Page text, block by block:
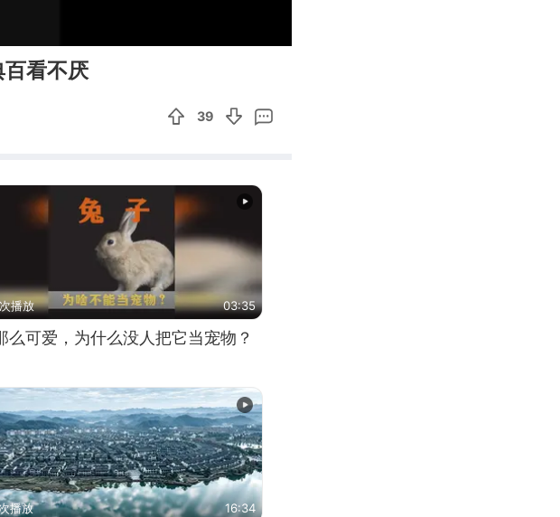
看不厌
39
播放 03:35
么可爱，为什么没人把它当宠物？
播放 16:34